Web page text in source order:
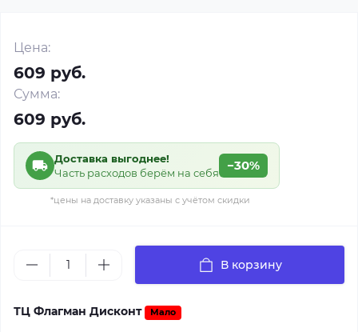
Цена:
609 руб.
Сумма:
609 руб.
Доставка выгоднее!
Часть расходов берём на себя
−30%
*цены на доставку указаны с учётом скидки
В корзину
ТЦ Флагман Дисконт Мало